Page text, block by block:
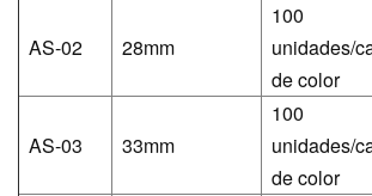
AS-02 28mm
100
unidades/
de color
AS-03 33mm
100
unidades/
de color